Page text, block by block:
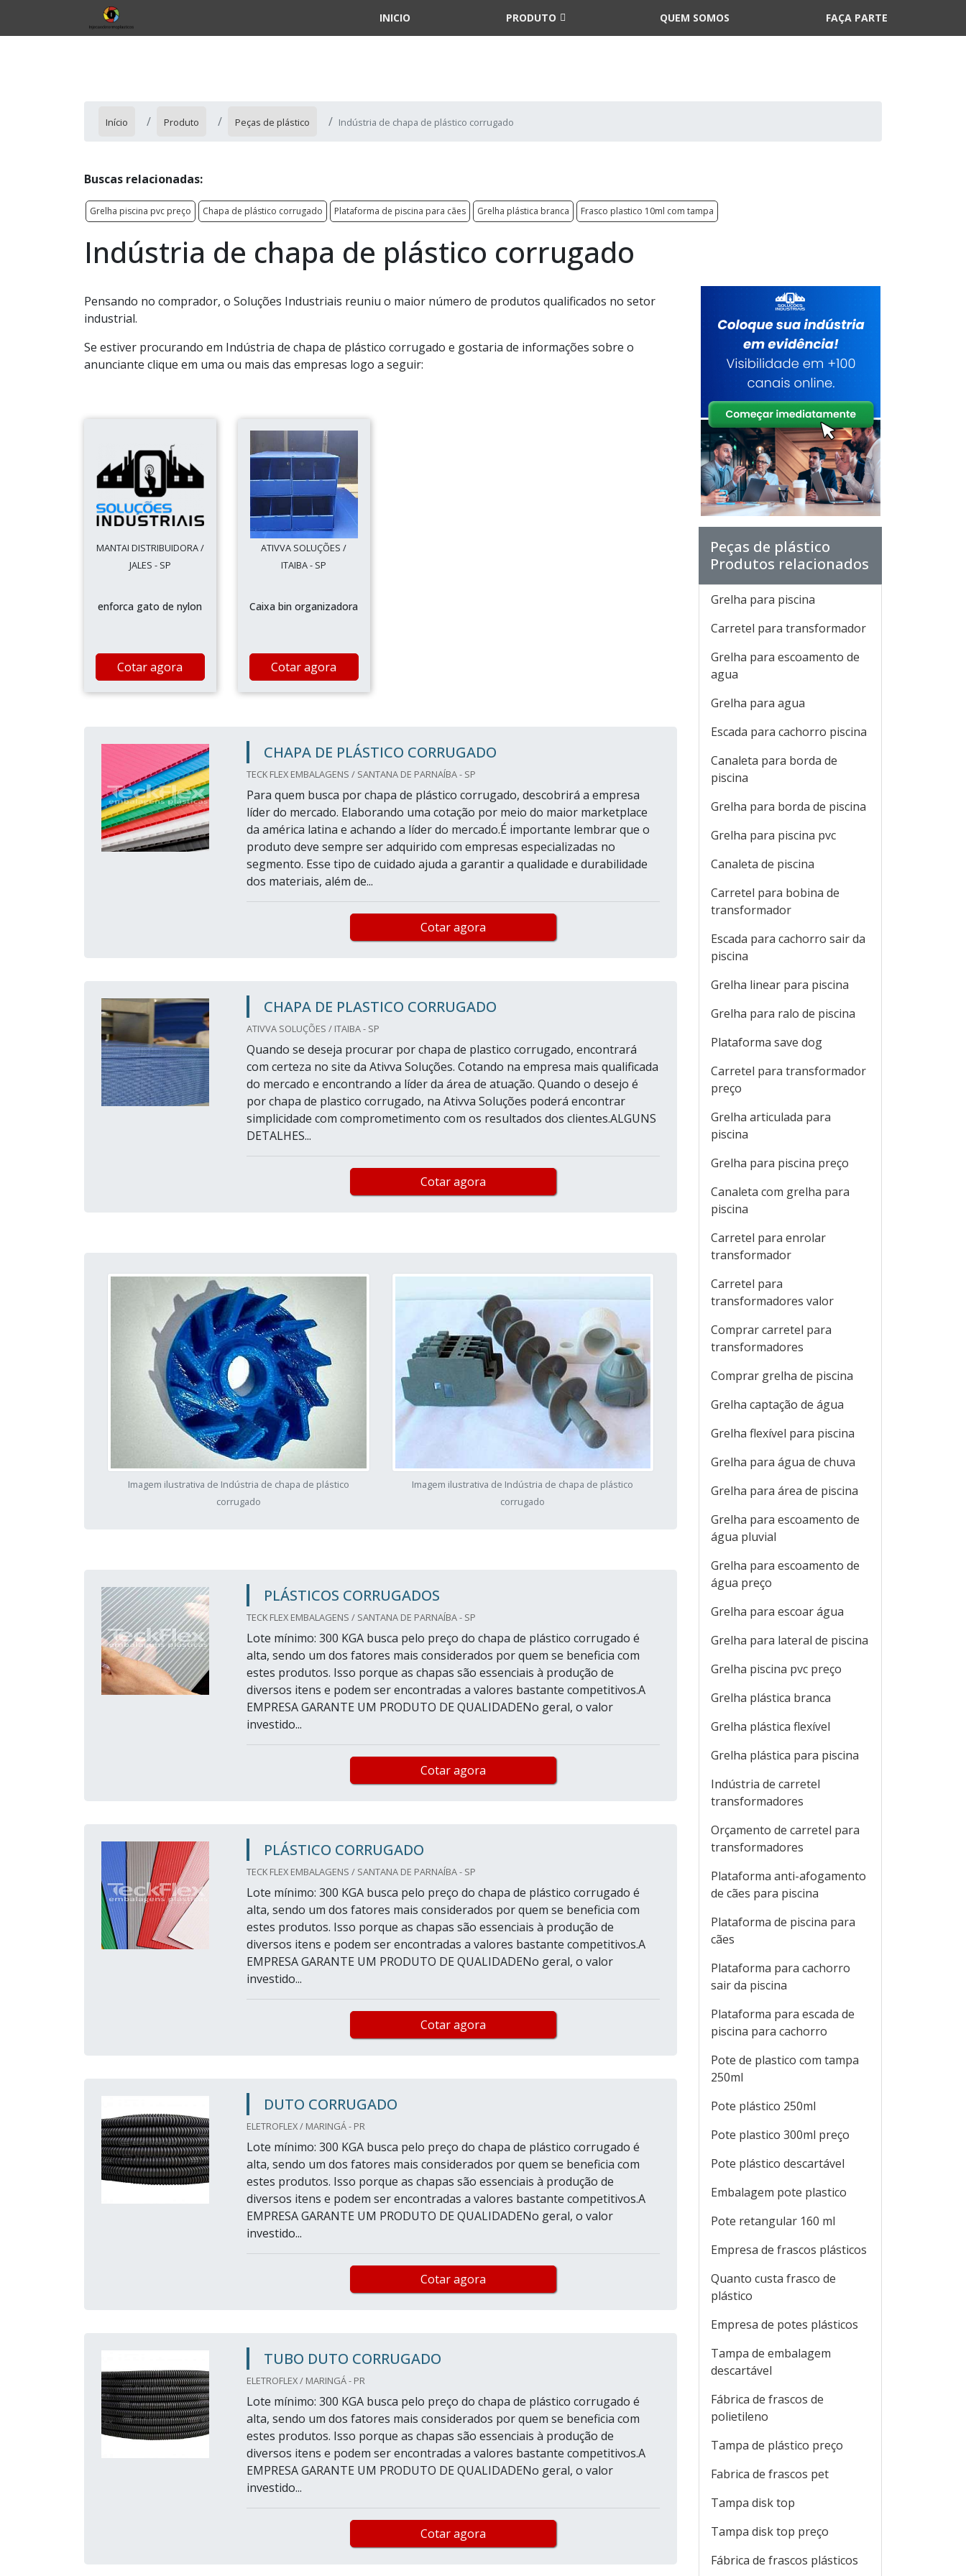
INICIO PRODUTO QUEM SOMOS FAÇA PARTE
Início Produto Peças de plástico Indústria de chapa de plástico corrugado
Buscas relacionadas:
Grelha piscina pvc preço Chapa de plástico corrugado Plataforma de piscina para cães Grelha plástica branca Frasco plastico 10ml com tampa
Indústria de chapa de plástico corrugado
Pensando no comprador, o Soluções Industriais reuniu o maior número de produtos qualificados no setor
industrial.
Se estiver procurando em Indústria de chapa de plástico corrugado e gostaria de informações sobre o
anunciante clique em uma ou mais das empresas logo a seguir:
MANTAI DISTRIBUIDORA /
JALES - SP
enforca gato de nylon
Cotar agora
ATIVVA SOLUÇÕES /
ITAIBA - SP
Caixa bin organizadora
Cotar agora
CHAPA DE PLÁSTICO CORRUGADO
TECK FLEX EMBALAGENS / SANTANA DE PARNAÍBA - SP
Para quem busca por chapa de plástico corrugado, descobrirá a empresa
líder do mercado. Elaborando uma cotação por meio do maior marketplace
da américa latina e achando a líder do mercado.É importante lembrar que o
produto deve sempre ser adquirido com empresas especializadas no
segmento. Esse tipo de cuidado ajuda a garantir a qualidade e durabilidade
dos materiais, além de...
Cotar agora
CHAPA DE PLASTICO CORRUGADO
ATIVVA SOLUÇÕES / ITAIBA - SP
Quando se deseja procurar por chapa de plastico corrugado, encontrará
com certeza no site da Ativva Soluções. Cotando na empresa mais qualificada
do mercado e encontrando a líder da área de atuação. Quando o desejo é
por chapa de plastico corrugado, na Ativva Soluções poderá encontrar
simplicidade com comprometimento com os resultados dos clientes.ALGUNS
DETALHES...
Cotar agora
Imagem ilustrativa de Indústria de chapa de plástico
corrugado
Imagem ilustrativa de Indústria de chapa de plástico
corrugado
PLÁSTICOS CORRUGADOS
TECK FLEX EMBALAGENS / SANTANA DE PARNAÍBA - SP
Lote mínimo: 300 KGA busca pelo preço do chapa de plástico corrugado é
alta, sendo um dos fatores mais considerados por quem se beneficia com
estes produtos. Isso porque as chapas são essenciais à produção de
diversos itens e podem ser encontradas a valores bastante competitivos.A
EMPRESA GARANTE UM PRODUTO DE QUALIDADENo geral, o valor
investido...
Cotar agora
PLÁSTICO CORRUGADO
TECK FLEX EMBALAGENS / SANTANA DE PARNAÍBA - SP
Lote mínimo: 300 KGA busca pelo preço do chapa de plástico corrugado é
alta, sendo um dos fatores mais considerados por quem se beneficia com
estes produtos. Isso porque as chapas são essenciais à produção de
diversos itens e podem ser encontradas a valores bastante competitivos.A
EMPRESA GARANTE UM PRODUTO DE QUALIDADENo geral, o valor
investido...
Cotar agora
DUTO CORRUGADO
ELETROFLEX / MARINGÁ - PR
Lote mínimo: 300 KGA busca pelo preço do chapa de plástico corrugado é
alta, sendo um dos fatores mais considerados por quem se beneficia com
estes produtos. Isso porque as chapas são essenciais à produção de
diversos itens e podem ser encontradas a valores bastante competitivos.A
EMPRESA GARANTE UM PRODUTO DE QUALIDADENo geral, o valor
investido...
Cotar agora
TUBO DUTO CORRUGADO
ELETROFLEX / MARINGÁ - PR
Lote mínimo: 300 KGA busca pelo preço do chapa de plástico corrugado é
alta, sendo um dos fatores mais considerados por quem se beneficia com
estes produtos. Isso porque as chapas são essenciais à produção de
diversos itens e podem ser encontradas a valores bastante competitivos.A
EMPRESA GARANTE UM PRODUTO DE QUALIDADENo geral, o valor
investido...
Cotar agora
Peças de plástico
Produtos relacionados
Grelha para piscina
Carretel para transformador
Grelha para escoamento de
agua
Grelha para agua
Escada para cachorro piscina
Canaleta para borda de
piscina
Grelha para borda de piscina
Grelha para piscina pvc
Canaleta de piscina
Carretel para bobina de
transformador
Escada para cachorro sair da
piscina
Grelha linear para piscina
Grelha para ralo de piscina
Plataforma save dog
Carretel para transformador
preço
Grelha articulada para
piscina
Grelha para piscina preço
Canaleta com grelha para
piscina
Carretel para enrolar
transformador
Carretel para
transformadores valor
Comprar carretel para
transformadores
Comprar grelha de piscina
Grelha captação de água
Grelha flexível para piscina
Grelha para água de chuva
Grelha para área de piscina
Grelha para escoamento de
água pluvial
Grelha para escoamento de
água preço
Grelha para escoar água
Grelha para lateral de piscina
Grelha piscina pvc preço
Grelha plástica branca
Grelha plástica flexível
Grelha plástica para piscina
Indústria de carretel
transformadores
Orçamento de carretel para
transformadores
Plataforma anti-afogamento
de cães para piscina
Plataforma de piscina para
cães
Plataforma para cachorro
sair da piscina
Plataforma para escada de
piscina para cachorro
Pote de plastico com tampa
250ml
Pote plástico 250ml
Pote plastico 300ml preço
Pote plástico descartável
Embalagem pote plastico
Pote retangular 160 ml
Empresa de frascos plásticos
Quanto custa frasco de
plástico
Empresa de potes plásticos
Tampa de embalagem
descartável
Fábrica de frascos de
polietileno
Tampa de plástico preço
Fabrica de frascos pet
Tampa disk top
Tampa disk top preço
Fábrica de frascos plásticos